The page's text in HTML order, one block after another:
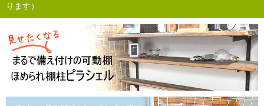
ります）